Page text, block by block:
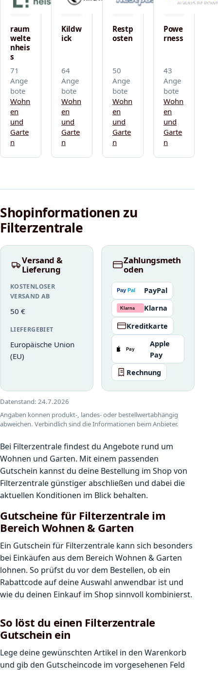
raum
welte
nheis
s
71
Ange
bote
Wohn
en
und
Garte
n
Kildw
ick
64
Ange
bote
Wohn
en
und
Garte
n
Restp
osten
50
Ange
bote
Wohn
en
und
Garte
n
Powe
rness
43
Ange
bote
Wohn
en
und
Garte
n
Shopinformationen zu
Filterzentrale
Versand &
Lieferung
KOSTENLOSER
VERSAND AB
50 €
LIEFERGEBIET
Europäische Union
(EU)
Zahlungsmeth
oden
PayPal
Klarna
Kreditkarte
Apple
Pay
Rechnung
Datenstand: 24.7.2026
Angaben können produkt-, landes- oder bestellwertabhängig
abweichen. Verbindlich sind die Informationen beim Anbieter.
Bei Filterzentrale findest du Angebote rund um
Wohnen und Garten. Mit einem passenden
Gutschein kannst du deine Bestellung im Shop von
Filterzentrale günstiger abschließen und dabei die
aktuellen Konditionen im Blick behalten.
Gutscheine für Filterzentrale im
Bereich Wohnen & Garten
Ein Gutschein für Filterzentrale kann sich besonders
bei Einkäufen aus dem Bereich Wohnen & Garten
lohnen. So prüfst du vor dem Bestellen, ob ein
Rabattcode auf deine Auswahl anwendbar ist und
wie du deinen Einkauf im Shop sinnvoll kombinierst.
So löst du einen Filterzentrale
Gutschein ein
Lege deine gewünschten Artikel in den Warenkorb
und gib den Gutscheincode im vorgesehenen Feld